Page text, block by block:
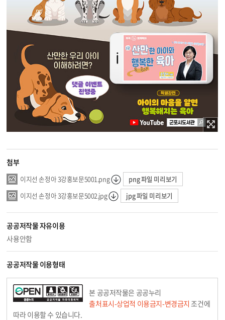
첨부
이지선 손정아 3강홍보문5001.png
png 파일 미리보기
이지선 손정아 3강홍보문5002.jpg
jpg 파일 미리보기
공공저작물 자유이용
사용안함
공공저작물 이용형태
본 공공저작물은 공공누리
출처표시-상업적 이용금지-변경금지 조건에
따라 이용할 수 있습니다.